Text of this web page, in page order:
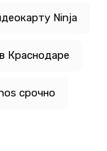
Ninja
Краснодаре
срочно